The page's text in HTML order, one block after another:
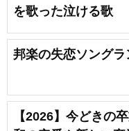
を歌った泣ける歌
邦楽の失恋ソングラ
【2026】今どきの